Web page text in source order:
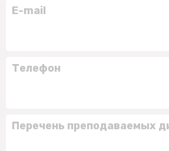
E-mail
Телефон
Перечень преподаваемых